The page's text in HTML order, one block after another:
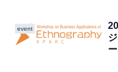
event